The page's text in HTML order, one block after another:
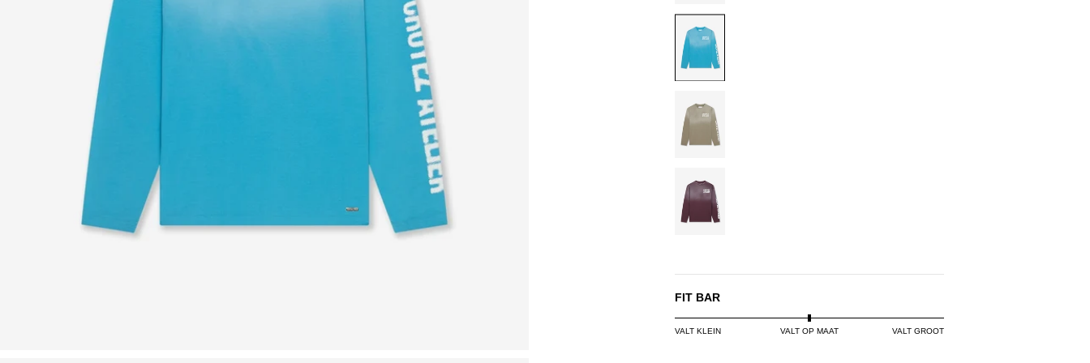
BLUE
DUSTY
OLIVE
BURGUNDY
FIT BAR
VALT KLEIN VALT OP MAAT VALT GROOT